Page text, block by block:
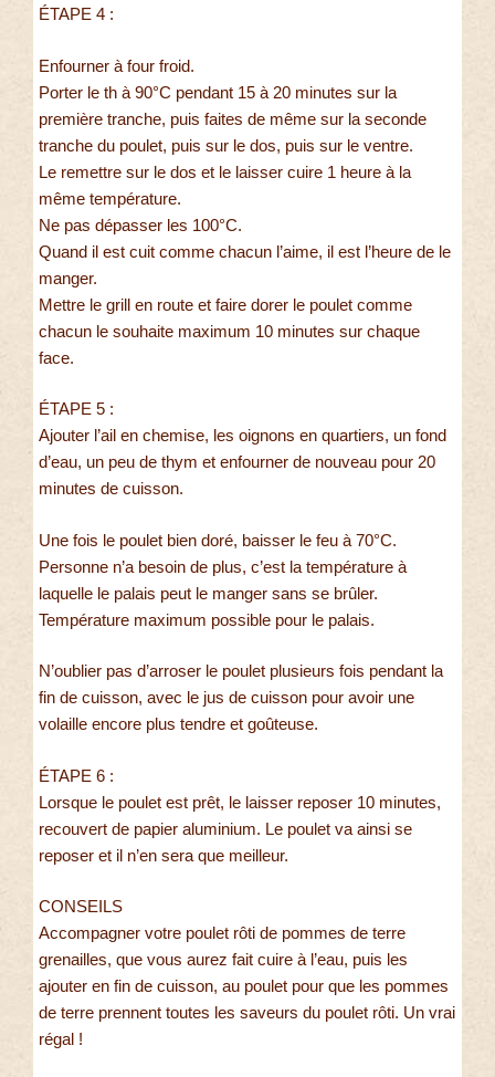
ÉTAPE 4 :
Enfourner à four froid.
Porter le th à 90°C pendant 15 à 20 minutes sur la
première tranche, puis faites de même sur la seconde
tranche du poulet, puis sur le dos, puis sur le ventre.
Le remettre sur le dos et le laisser cuire 1 heure à la
même température.
Ne pas dépasser les 100°C.
Quand il est cuit comme chacun l’aime, il est l’heure de le
manger.
Mettre le grill en route et faire dorer le poulet comme
chacun le souhaite maximum 10 minutes sur chaque
face.
ÉTAPE 5 :
Ajouter l’ail en chemise, les oignons en quartiers, un fond
d’eau, un peu de thym et enfourner de nouveau pour 20
minutes de cuisson.
Une fois le poulet bien doré, baisser le feu à 70°C.
Personne n’a besoin de plus, c’est la température à
laquelle le palais peut le manger sans se brûler.
Température maximum possible pour le palais.
N’oublier pas d’arroser le poulet plusieurs fois pendant la
fin de cuisson, avec le jus de cuisson pour avoir une
volaille encore plus tendre et goûteuse.
ÉTAPE 6 :
Lorsque le poulet est prêt, le laisser reposer 10 minutes,
recouvert de papier aluminium. Le poulet va ainsi se
reposer et il n’en sera que meilleur.
CONSEILS
Accompagner votre poulet rôti de pommes de terre
grenailles, que vous aurez fait cuire à l’eau, puis les
ajouter en fin de cuisson, au poulet pour que les pommes
de terre prennent toutes les saveurs du poulet rôti. Un vrai
régal !